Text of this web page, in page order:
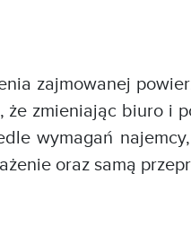
zajmowanej
zmieniając biuro i
wymagań
oraz samą